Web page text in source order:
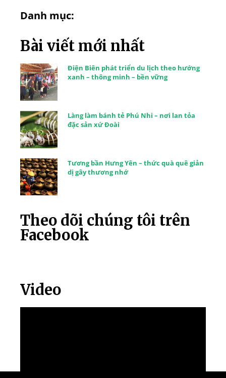
Danh mục:
Bài viết mới nhất
Điện Biên phát triển du lịch theo hướng
xanh – thông minh – bền vững
Làng làm bánh tẻ Phú Nhi – nơi lan tỏa
đặc sản xứ Đoài
Tương bần Hưng Yên – thức quà quê giản
dị gây thương nhớ
Theo dõi chúng tôi trên
Facebook
Video